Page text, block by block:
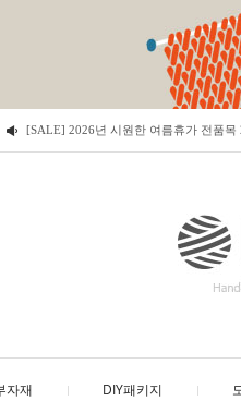
[SALE] 2026년 시원한 여름휴가 전품목
자재 DIY패키지